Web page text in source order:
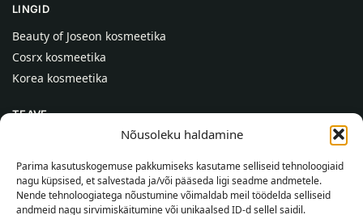
Nõusoleku haldamine
Parima kasutuskogemuse pakkumiseks kasutame selliseid tehnoloogiaid
nagu küpsised, et salvestada ja/või pääseda ligi seadme andmetele.
Nende tehnoloogiatega nõustumine võimaldab meil töödelda selliseid
andmeid nagu sirvimiskäitumine või unikaalsed ID-d sellel saidil.
LINGID
Beauty of Joseon kosmeetika
Cosrx kosmeetika
Korea kosmeetika
TEAVE
Kontaktid
Abi